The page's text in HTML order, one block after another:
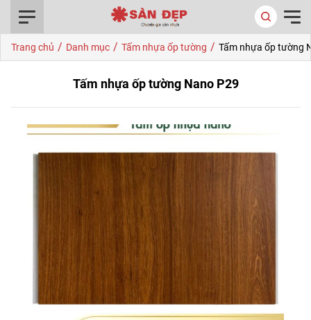
Trang chủ / Danh mục / Tấm nhựa ốp tường / Tấm nhựa ốp tường
Tấm nhựa ốp tường Nano P29